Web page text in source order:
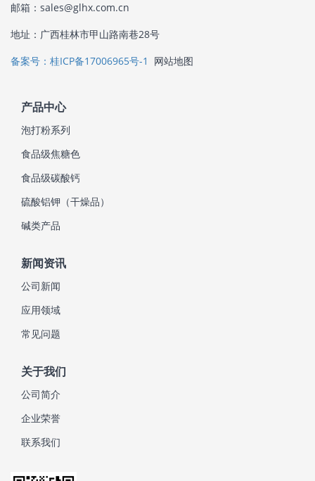
邮箱：sales@glhx.com.cn
地址：广西桂林市甲山路南巷28号
备案号：桂ICP备17006965号-1
网站地图
产品中心
泡打粉系列
食品级焦糖色
食品级碳酸钙
硫酸铝钾（干燥品）
碱类产品
新闻资讯
公司新闻
应用领域
常见问题
关于我们
公司简介
企业荣誉
联系我们